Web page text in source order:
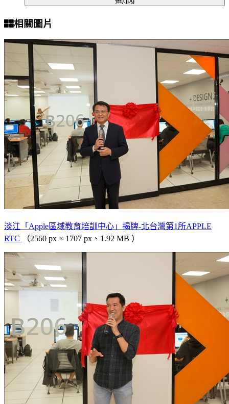
相關圖片
淡江「Apple區域教育培訓中心」揭牌-北台灣第1所APPLE
RTC
（2560 px × 1707 px、1.92 MB ）